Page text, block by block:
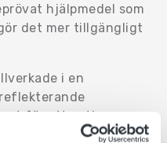
hjälpmedel som
det mer tillgängligt
i en
för att optimera
Myndigheten för